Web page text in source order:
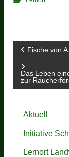
B
i
Fische von
Das Leben
zur
Aktuell
Initiative
Lernort